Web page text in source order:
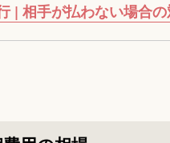
| 相手が払わない場合